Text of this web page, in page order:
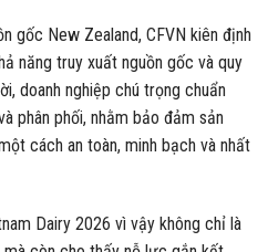
gốc New Zealand, CFVN kiên định
năng truy xuất nguồn gốc và quy
doanh nghiệp chú trọng chuẩn
phân phối, nhằm bảo đảm sản
cách an toàn, minh bạch và nhất
Dairy 2026 vì vậy không chỉ là